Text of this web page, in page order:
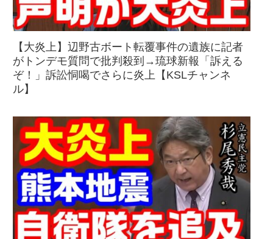
【大炎上】辺野古ボート転覆事件の遺族に記者
がトンデモ質問で批判殺到→琉球新報「訴える
ぞ！」訴訟恫喝でさらに炎上【KSLチャンネ
ル】